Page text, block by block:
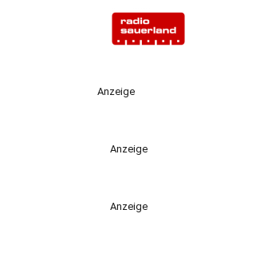
Anzeige
Anzeige
Anzeige